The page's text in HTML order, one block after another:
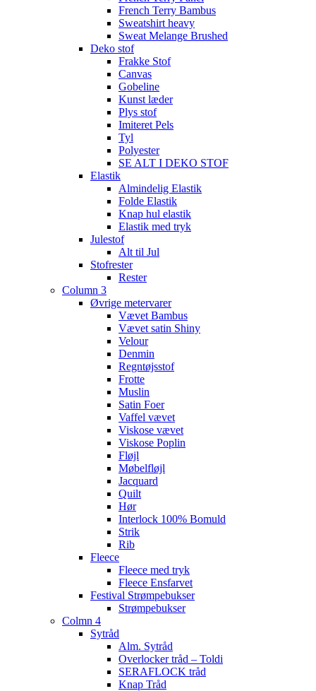
French Terry Bambus
Sweatshirt heavy
Sweat Melange Brushed
Deko stof
Frakke Stof
Canvas
Gobeline
Kunst læder
Plys stof
Imiteret Pels
Tyl
Polyester
SE ALT I DEKO STOF
Elastik
Almindelig Elastik
Folde Elastik
Knap hul elastik
Elastik med tryk
Julestof
Alt til Jul
Stofrester
Rester
Column 3
Øvrige metervarer
Vævet Bambus
Vævet satin Shiny
Velour
Denmin
Regntøjsstof
Frotte
Muslin
Satin Foer
Vaffel vævet
Viskose vævet
Viskose Poplin
Fløjl
Møbelfløjl
Jacquard
Quilt
Hør
Interlock 100% Bomuld
Strik
Rib
Fleece
Fleece med tryk
Fleece Ensfarvet
Festival Strømpebukser
Strømpebukser
Colmn 4
Sytråd
Alm. Sytråd
Overlocker tråd – Toldi
SERAFLOCK tråd
Knap Tråd